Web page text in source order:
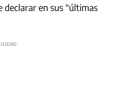
en sus “últimas